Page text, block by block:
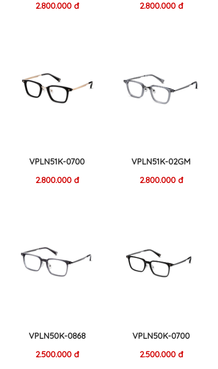
2.800.000 đ
2.800.000 đ
VPLN51K-0700
2.800.000 đ
VPLN51K-02GM
2.800.000 đ
VPLN50K-0868
2.500.000 đ
VPLN50K-0700
2.500.000 đ